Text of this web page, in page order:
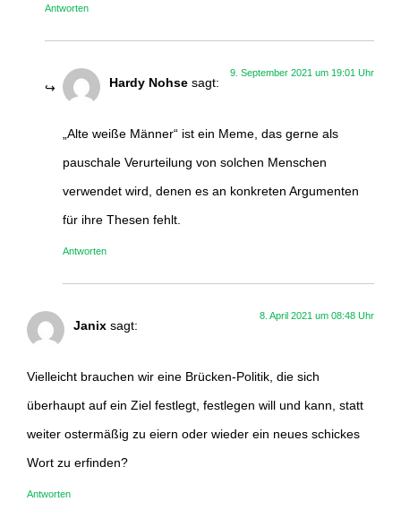
Antworten
Hardy Nohse sagt:
9. September 2021 um 19:01 Uhr
„Alte weiße Männer“ ist ein Meme, das gerne als
pauschale Verurteilung von solchen Menschen
verwendet wird, denen es an konkreten Argumenten
für ihre Thesen fehlt.
Antworten
Janix sagt:
8. April 2021 um 08:48 Uhr
Vielleicht brauchen wir eine Brücken-Politik, die sich
überhaupt auf ein Ziel festlegt, festlegen will und kann, statt
weiter ostermäßig zu eiern oder wieder ein neues schickes
Wort zu erfinden?
Antworten